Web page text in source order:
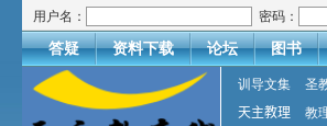
用户名： 密码：
答疑 资料下载 论坛 图书
训导文集 圣
天主教理
教